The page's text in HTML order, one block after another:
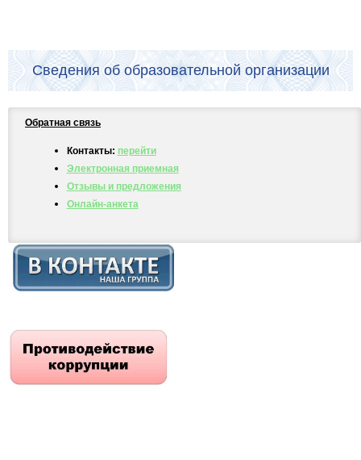
Сведения об образовательной организации
Обратная связь
Контакты: перейти
Электронная приемная
Отзывы и предложения
Онлайн-анкета